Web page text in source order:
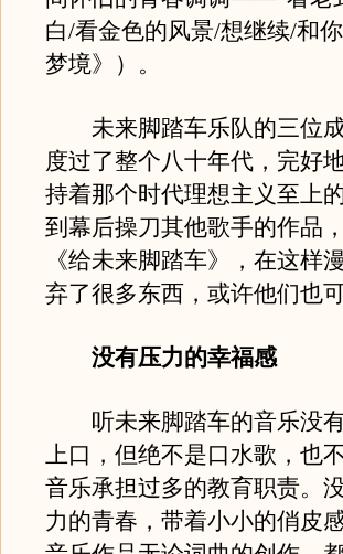
白/看金色的风景/想继续/和
梦境》）。
未来脚踏车乐队的三位成
度过了整个八十年代，完好
持着那个时代理想主义至上
到幕后操刀其他歌手的作品
《给未来脚踏车》，在这样
弃了很多东西，或许他们也
没有压力的幸福感
听未来脚踏车的音乐没有
上口，但绝不是口水歌，也
音乐承担过多的教育职责。
力的青春，带着小小的俏皮